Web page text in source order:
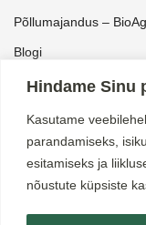
Hindame Sinu
Kasutame
parandamiseks,
esitamiseks ja
nõustute küpsiste
Põllumajandus –
Blogi
Pood
Kataloog ärikliendile
Müügitingimused
Privaatsuspoliitika
Kontakt